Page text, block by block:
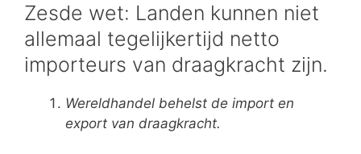
Zesde wet: Landen kunnen niet
allemaal tegelijkertijd netto
importeurs van draagkracht zijn.
Wereldhandel behelst de import en
export van draagkracht.